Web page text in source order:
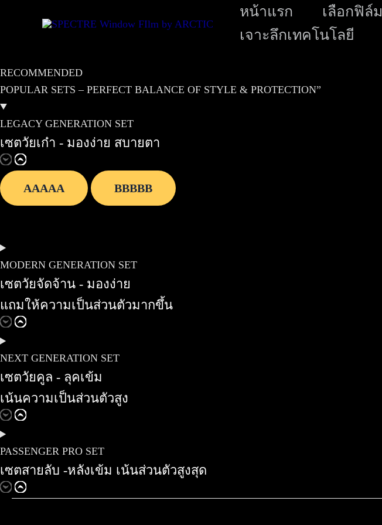
หน้าแรก เลือกฟิล์ม
เจาะลึกเทคโนโลยี
RECOMMENDED
POPULAR SETS – PERFECT BALANCE OF STYLE & PROTECTION”
LEGACY GENERATION SET
เซตวัยเก๋า - มองง่าย สบายตา
AAAAA BBBBB
MODERN GENERATION SET
เซตวัยจัดจ้าน - มองง่าย
แถมให้ความเป็นส่วนตัวมากขึ้น
NEXT GENERATION SET
เซตวัยคูล - ลุคเข้ม
เน้นความเป็นส่วนตัวสูง
PASSENGER PRO SET
เซตสายลับ -หลังเข้ม เน้นส่วนตัวสูงสุด